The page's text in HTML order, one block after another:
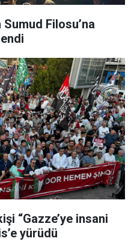
Filosu’na
“Gazze’ye insani
yürüdü